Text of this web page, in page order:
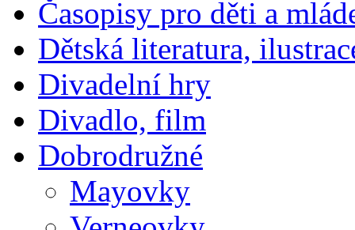
Časopisy pro děti a
Dětská literatura,
Divadelní hry
Divadlo, film
Dobrodružné
Mayovky